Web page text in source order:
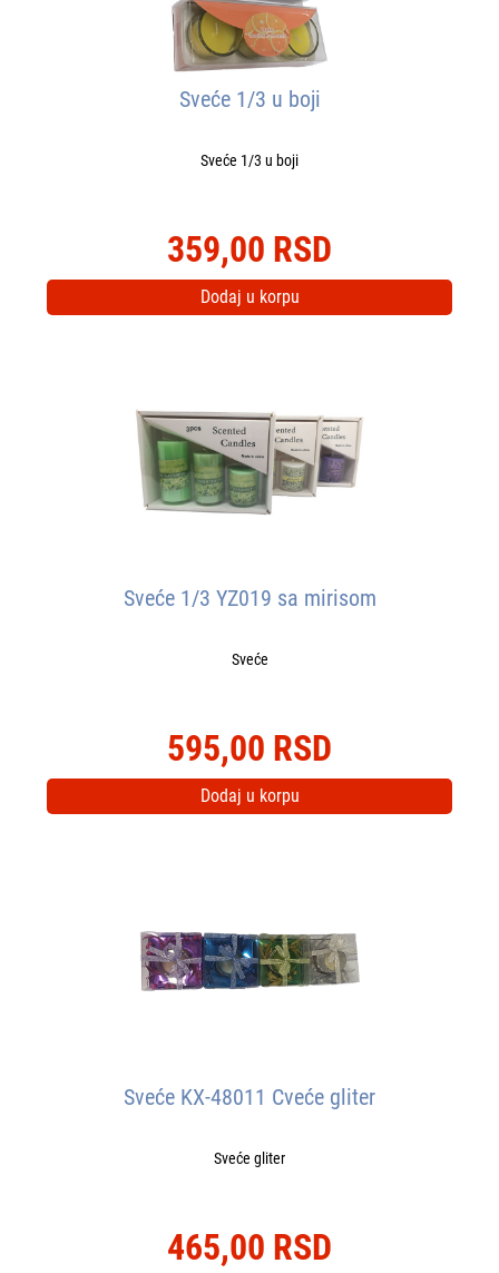
Sveće 1/3 u boji
Sveće 1/3 u boji
359,00 RSD
Dodaj u korpu
Sveće 1/3 YZ019 sa mirisom
Sveće
595,00 RSD
Dodaj u korpu
Sveće KX-48011 Cveće gliter
Sveće gliter
465,00 RSD